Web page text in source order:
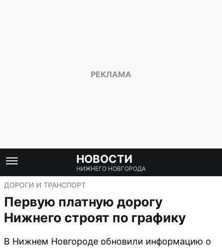
НОВОСТИ
НИЖНЕГО НОВГОРОДА
ДОРОГИ И ТРАНСПОРТ
Первую платную дорогу
Нижнего строят по графику
В Нижнем Новгороде обновили информацию о